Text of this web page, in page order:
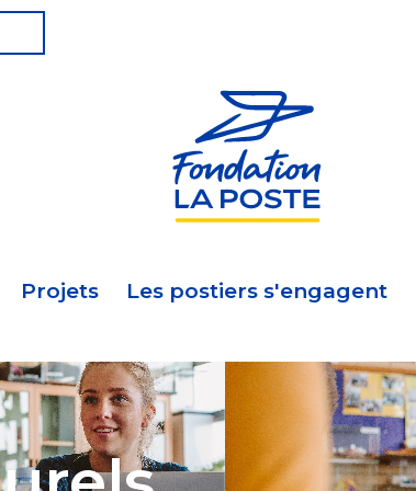
Projets Les postiers s'engagent